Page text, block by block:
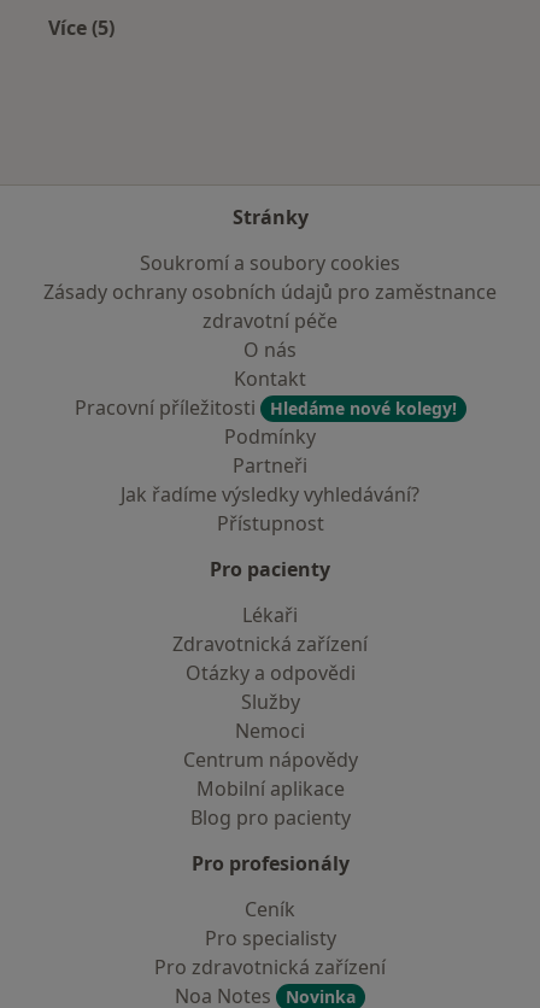
Více (5)
Stránky
Soukromí a soubory cookies
Zásady ochrany osobních údajů pro zaměstnance
zdravotní péče
O nás
Kontakt
Pracovní příležitosti
Hledáme nové kolegy!
Podmínky
Partneři
Jak řadíme výsledky vyhledávání?
Přístupnost
Pro pacienty
Lékaři
Zdravotnická zařízení
Otázky a odpovědi
Služby
Nemoci
Centrum nápovědy
Mobilní aplikace
Blog pro pacienty
Pro profesionály
Ceník
Pro specialisty
Pro zdravotnická zařízení
Noa Notes
Novinka